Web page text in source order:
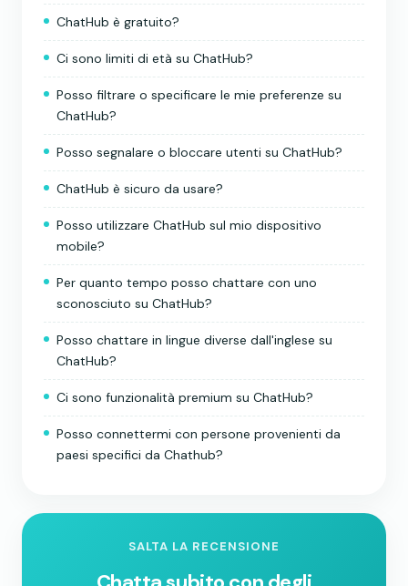
ChatHub è gratuito?
Ci sono limiti di età su ChatHub?
Posso filtrare o specificare le mie preferenze su
ChatHub?
Posso segnalare o bloccare utenti su ChatHub?
ChatHub è sicuro da usare?
Posso utilizzare ChatHub sul mio dispositivo
mobile?
Per quanto tempo posso chattare con uno
sconosciuto su ChatHub?
Posso chattare in lingue diverse dall'inglese su
ChatHub?
Ci sono funzionalità premium su ChatHub?
Posso connettermi con persone provenienti da
paesi specifici da Chathub?
SALTA LA RECENSIONE